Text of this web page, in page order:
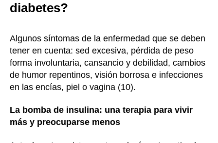
diabetes?
Algunos síntomas de la enfermedad que se deben
tener en cuenta: sed excesiva, pérdida de peso
forma involuntaria, cansancio y debilidad, cambios
de humor repentinos, visión borrosa e infecciones
en las encías, piel o vagina (10).
La bomba de insulina: una terapia para vivir
más y preocuparse menos